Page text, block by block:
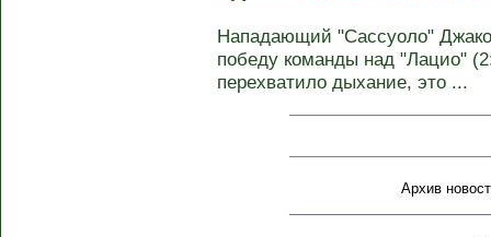
Нападающий "Сассуоло"
победу команды над "Лацио"
перехватило дыхание, это ...
Архив